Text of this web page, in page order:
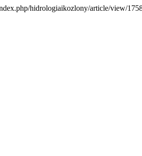
hidrologiaikozlony/article/view/